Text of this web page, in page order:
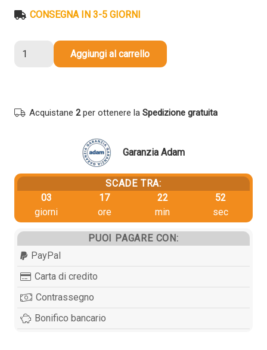
era: è:
CONSEGNA IN 3-5 GIORNI
Collettore
quantità
Aggiungi al carrello
Acquistane 2per ottenere la Spedizione gratuita
Garanzia Adam
SCADE TRA:
03
giorni
17
ore
22
min
51
sec
PUOI PAGARE CON:
PayPal
Carta di credito
Contrassegno
Bonifico bancario